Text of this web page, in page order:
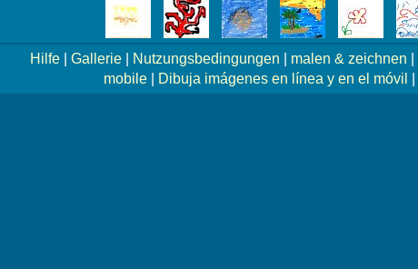
Hilfe Gallerie Nutzungsbedingungen malen & zeichnen
mobile| Dibuja imágenes en línea y en el móvil